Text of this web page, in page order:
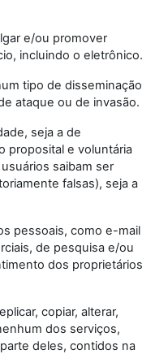
e/ou promover
incluindo o eletrônico.
tipo de disseminação
ataque ou de invasão.
seja a de
proposital e voluntária
saibam ser
falsas), seja a
pessoais, como e-mail
de pesquisa e/ou
dos proprietários
copiar, alterar,
dos serviços,
deles, contidos na